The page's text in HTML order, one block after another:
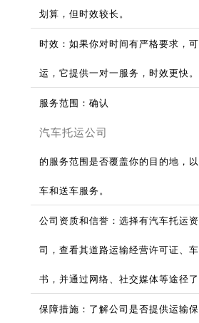
划算，但时效较长。
时效：如果你对时间有严格要求，
运，它提供一对一服务，时效更快。
服务范围：确认
汽车托运公司
的服务范围是否覆盖你的目的地，
车和送车服务。
公司资质和信誉：选择有汽车托运
司，查看其道路运输经营许可证、
书，并通过网络、社交媒体等途径了
保障措施：了解公司是否提供运输